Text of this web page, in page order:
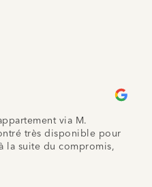
via M.
très disponible pour
la suite du compromis,